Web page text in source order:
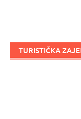
TURISTIČKA